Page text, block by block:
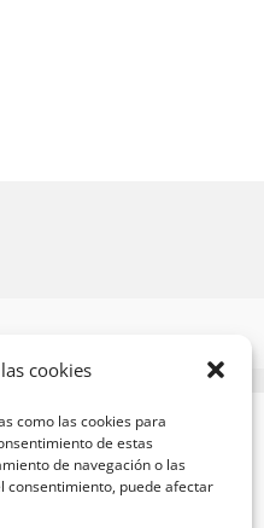
cookies
como las cookies para
de estas
de navegación o las
consentimiento, puede afectar